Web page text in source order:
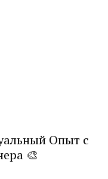
Опыт с
🎨